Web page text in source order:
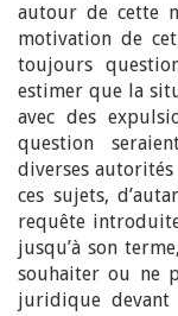
autour de cette
motivation de
toujours
estimer que la
avec des
question
diverses
ces sujets,
requête
jusqu’à son
souhaiter ou ne
juridique